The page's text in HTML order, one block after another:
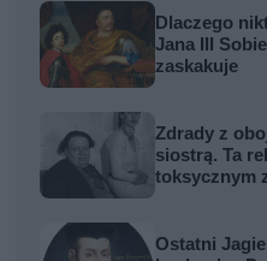
Dlaczego
Jana III
zaskakuje
Zdrady z
siostrą. Ta
toksycznym
Ostatni